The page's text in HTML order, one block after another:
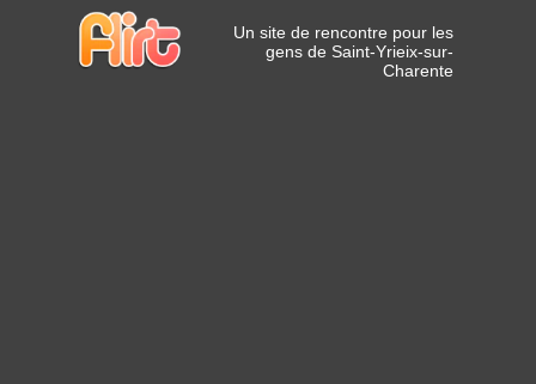
Un site de rencontre pour les
gens de Saint-Yrieix-sur-
Charente